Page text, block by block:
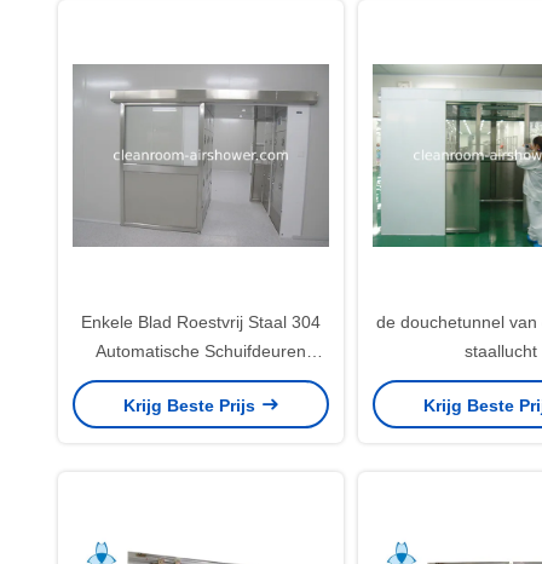
Enkele Blad Roestvrij Staal 304
Automatische Schuifdeuren
Luchtdouche Tunnel
Krijg Beste Prijs
de douchetunnel van
staallucht
Krijg Beste